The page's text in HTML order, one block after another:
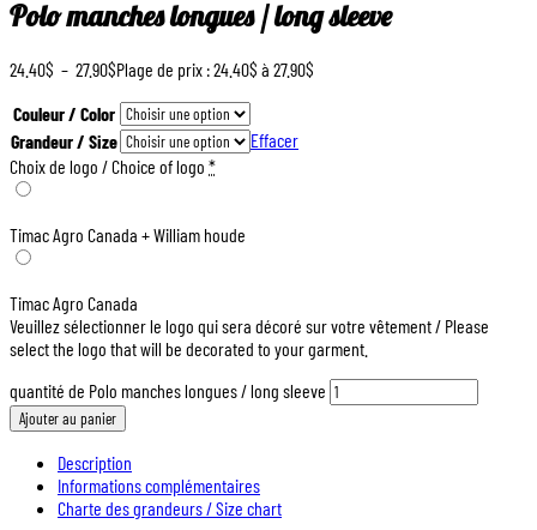
Polo manches longues / long sleeve
24.40$ – 27.90$Plage de prix : 24.40$ à 27.90$
Couleur / Color
Grandeur / Size
Effacer
Choix de logo / Choice of logo *
Timac Agro Canada + William houde
Timac Agro Canada
Veuillez sélectionner le logo qui sera décoré sur votre vêtement / Please
select the logo that will be decorated to your garment.
quantité de Polo manches longues / long sleeve
Ajouter au panier
Description
Informations complémentaires
Charte des grandeurs / Size chart